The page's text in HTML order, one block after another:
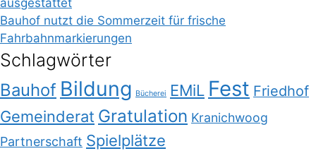
ausgestattet
Bauhof nutzt die Sommerzeit für frische
Fahrbahnmarkierungen
Schlagwörter
Bauhof Bildung Bücherei EMiL Fest Friedhof
Gemeinderat Gratulation Kranichwoog
Partnerschaft Spielplätze